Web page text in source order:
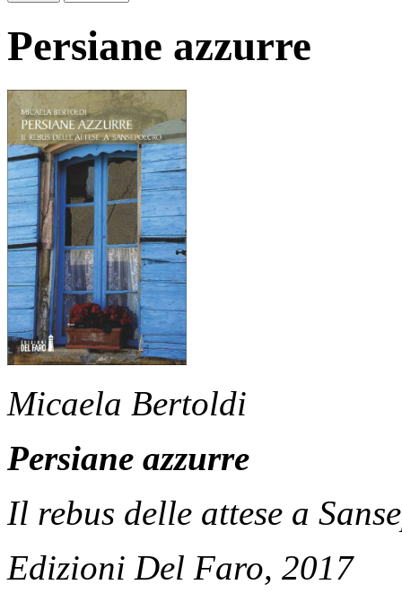
Persiane azzurre
Micaela Bertoldi
Persiane azzurre
Il rebus delle attese a
Edizioni Del Faro, 2017